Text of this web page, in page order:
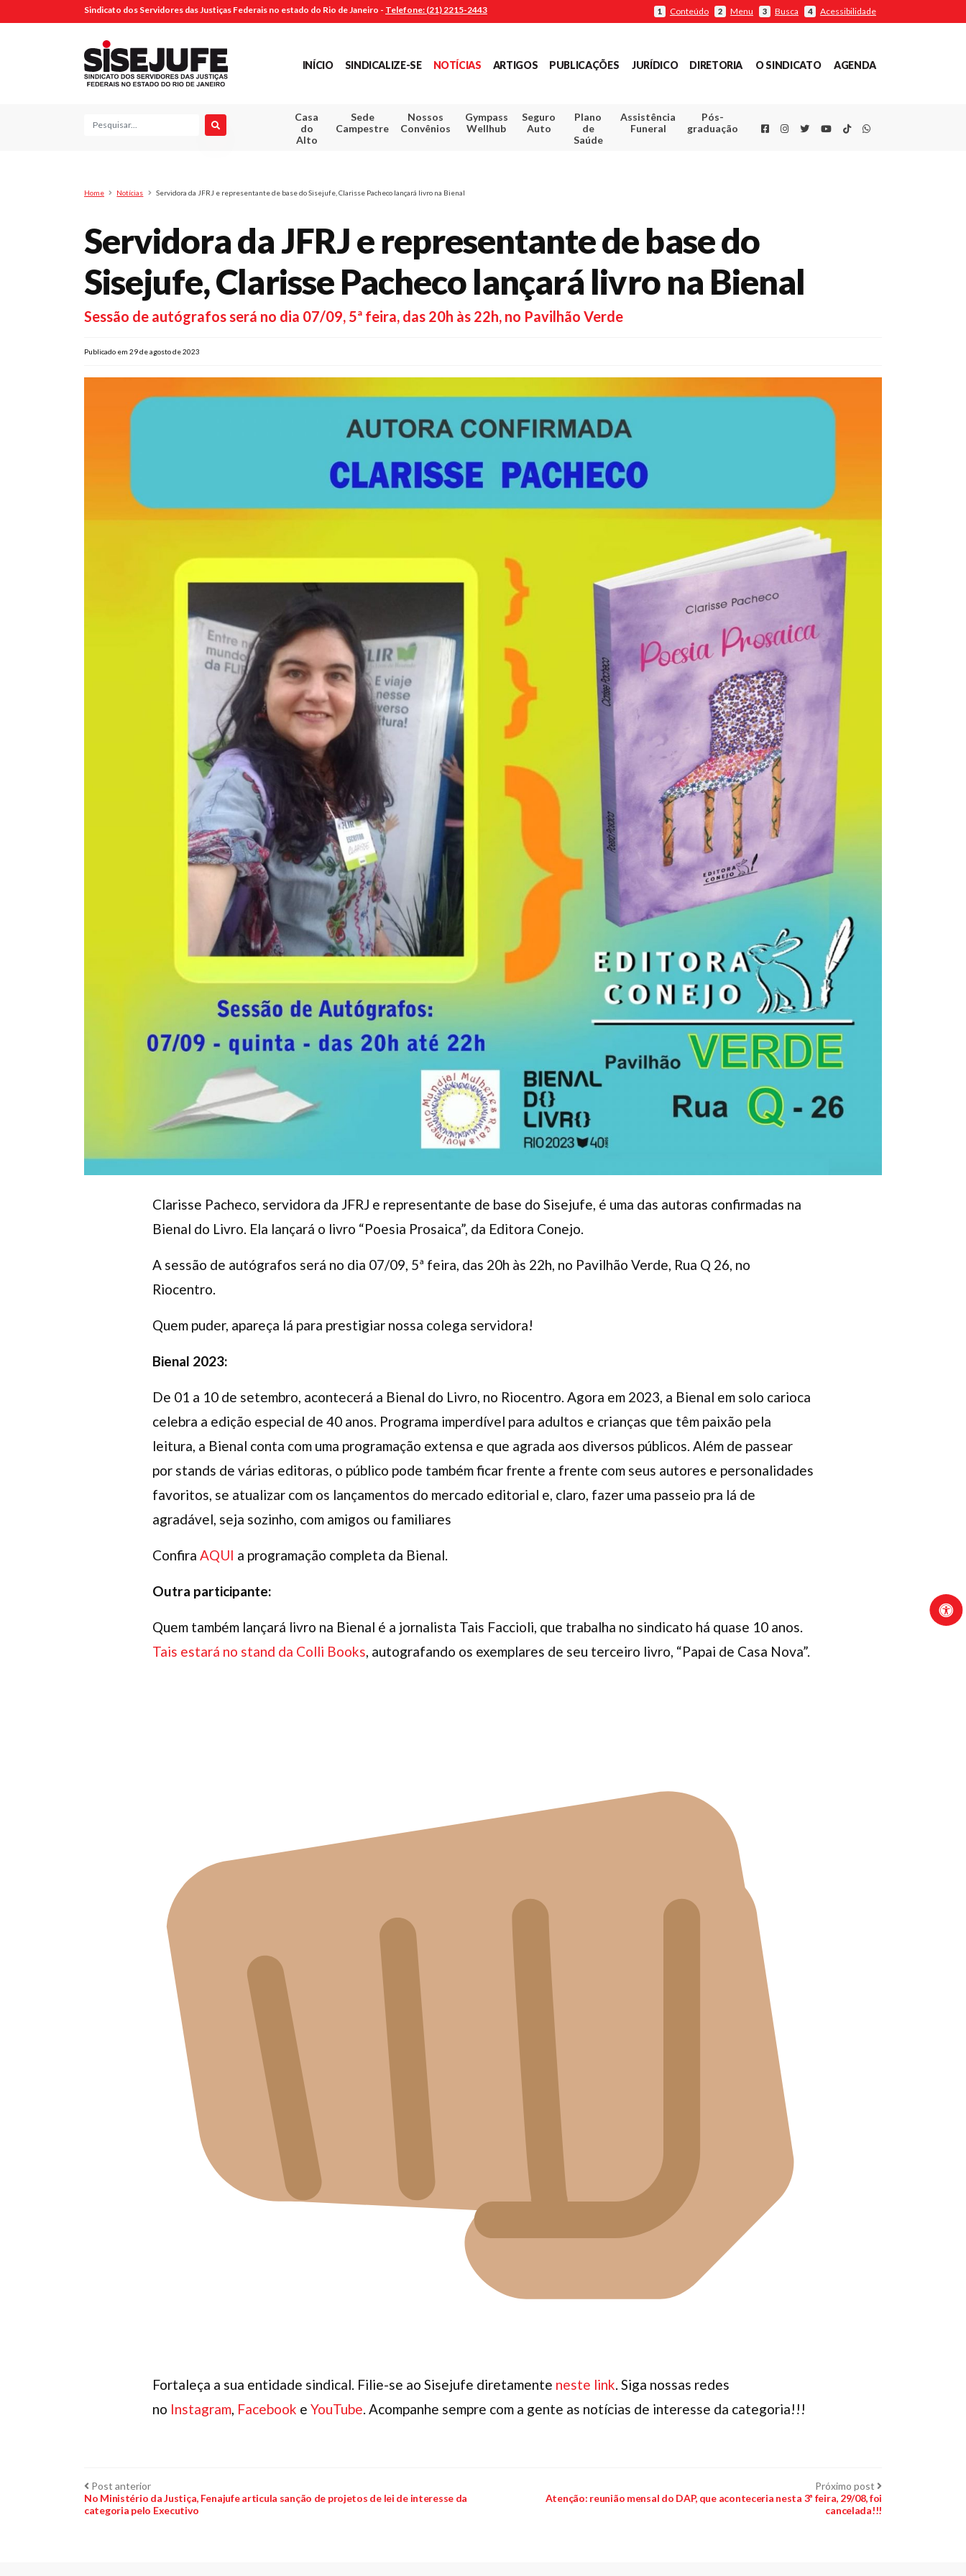
Sindicato dos Servidores das Justiças Federais no estado do Rio de Janeiro - Telefone: (21) 2215-2443 1 Conteúdo 2 Menu 3 Busca 4 Acessibilidade
INÍCIO SINDICALIZE-SE NOTÍCIAS ARTIGOS PUBLICAÇÕES JURÍDICO DIRETORIA O SINDICATO AGENDA
Pesquisa
Casa
do
Alto
Sede
Campestre
Nossos
Convênios
Gympass
Wellhub
Seguro
Auto
Plano
de
Saúde
Assistência
Funeral
Pós-
graduação
FacebookInstagram
TwitterYoutube
TikTokWhatsapp
Home Notícias Servidora da JFRJ e representante de base do Sisejufe, Clarisse Pacheco lançará livro na Bienal
Servidora da JFRJ e representante de base do
Sisejufe, Clarisse Pacheco lançará livro na Bienal
Sessão de autógrafos será no dia 07/09, 5ª feira, das 20h às 22h, no Pavilhão Verde
Publicado em 29 de agosto de 2023
Clarisse Pacheco, servidora da JFRJ e representante de base do Sisejufe, é uma das autoras confirmadas na
Bienal do Livro. Ela lançará o livro “Poesia Prosaica”, da Editora Conejo.
A sessão de autógrafos será no dia 07/09, 5ª feira, das 20h às 22h, no Pavilhão Verde, Rua Q 26, no
Riocentro.
Quem puder, apareça lá para prestigiar nossa colega servidora!
Bienal 2023:
De 01 a 10 de setembro, acontecerá a Bienal do Livro, no Riocentro. Agora em 2023, a Bienal em solo carioca
celebra a edição especial de 40 anos. Programa imperdível para adultos e crianças que têm paixão pela
leitura, a Bienal conta com uma programação extensa e que agrada aos diversos públicos. Além de passear
por stands de várias editoras, o público pode também ficar frente a frente com seus autores e personalidades
favoritos, se atualizar com os lançamentos do mercado editorial e, claro, fazer uma passeio pra lá de
agradável, seja sozinho, com amigos ou familiares
Confira AQUI a programação completa da Bienal.
Outra participante:
Quem também lançará livro na Bienal é a jornalista Tais Faccioli, que trabalha no sindicato há quase 10 anos.
Tais estará no stand da Colli Books, autografando os exemplares de seu terceiro livro, “Papai de Casa Nova”.
Fortaleça a sua entidade sindical. Filie-se ao Sisejufe diretamente neste link. Siga nossas redes
no Instagram, Facebook e YouTube. Acompanhe sempre com a gente as notícias de interesse da categoria!!!
Navegação
de
Post anteriorPost
anterior:
No Ministério da Justiça, Fenajufe articula sanção de projetos de lei de interesse da
categoria pelo Executivo
Próximo post Próximo
Atenção: reunião mensal do DAP, que aconteceria nesta 3ª feira, 29/08, foi
cancelada!!!